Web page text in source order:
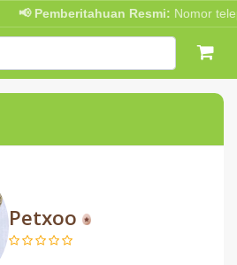
📢 Pemberitahuan Resmi:Nomor
Petxoo